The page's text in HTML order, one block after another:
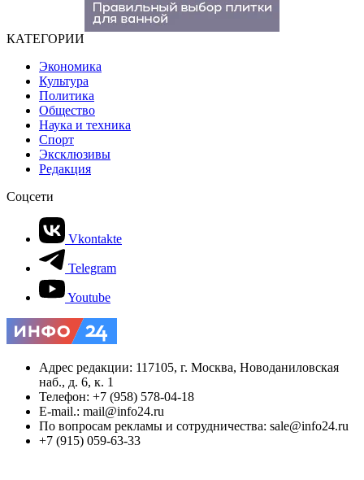
КАТЕГОРИИ
Экономика
Культура
Политика
Общество
Наука и техника
Спорт
Эксклюзивы
Редакция
Соцсети
Vkontakte
Telegram
Youtube
Адрес редакции: 117105, г. Москва, Новоданиловская
наб., д. 6, к. 1
Телефон: +7 (958) 578-04-18
E-mail.: mail@info24.ru
По вопросам рекламы и сотрудничества: sale@info24.ru
+7 (915) 059-63-33